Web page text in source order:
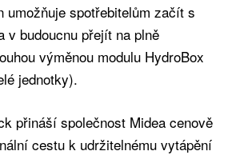
umožňuje spotřebitelům začít s
v budoucnu přejít na plně
výměnou modulu HydroBox
jednotky).
přináší společnost Midea cenově
cestu k udržitelnému vytápění